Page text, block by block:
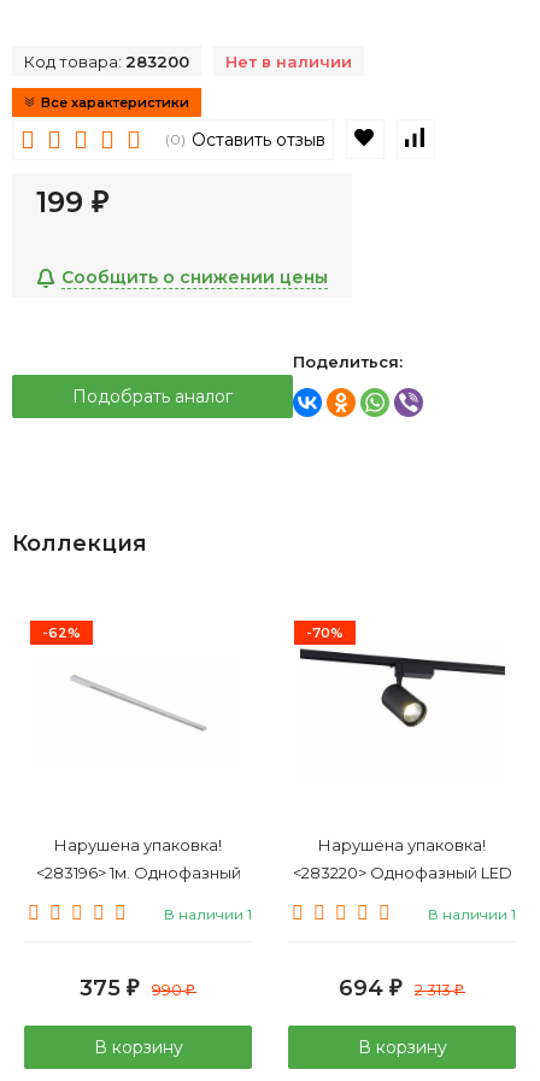
Код товара: 283200 Нет в наличии
Все характеристики
(0) Оставить отзыв В избранное
199 ₽
Сообщить о снижении цены
Подобрать аналог
Поделиться:
Коллекция
-62%
Нарушена упаковка!
<283196> 1м. Однофазный
В наличии 1
375 ₽ 990₽
В корзину
-70%
Нарушена упаковка!
<283220> Однофазный LED
В наличии 1
694 ₽ 2 313₽
В корзину